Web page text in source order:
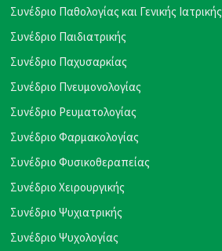
Συνέδριο Παθολογίας και Γενικής Ιατρικής
Συνέδριο Παιδιατρικής
Συνέδριο Παχυσαρκίας
Συνέδριο Πνευμονολογίας
Συνέδριο Ρευματολογίας
Συνέδριο Φαρμακολογίας
Συνέδριο Φυσικοθεραπείας
Συνέδριο Χειρουργικής
Συνέδριο Ψυχιατρικής
Συνέδριο Ψυχολογίας